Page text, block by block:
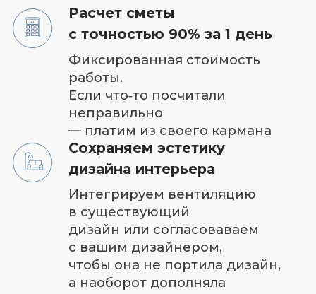
Соблюдение СНИП и ГОСТ
Личный менеджер 24/7
Контроль качества круглосуточно
Собственный отдел
проектирования
+ 10 укомплектованных бригад
Диагностика и ремонт
Быстрый доступ и замена
элементов оборудования.
Легкий демонтаж компонентов
системы для их диагностики и
ремонта
Гарантия до 5 лет
на оборудование и материалы
Монтажные работы в
правилами